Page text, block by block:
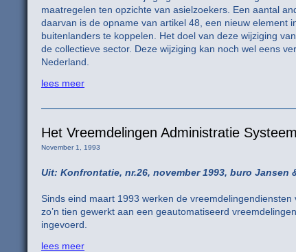
maatregelen ten opzichte van asielzoekers. Een aantal
daarvan is de opname van artikel 48, een nieuw element
buitenlanders te koppelen. Het doel van deze wijziging
de collectieve sector. Deze wijziging kan noch wel eens
Nederland.
lees meer
Het Vreemdelingen Administratie
November 1, 1993
Uit: Konfrontatie, nr.26, november 1993, buro Jansen
Sinds eind maart 1993 werken de
zo’n tien gewerkt aan een geautomatiseerd
ingevoerd.
lees meer